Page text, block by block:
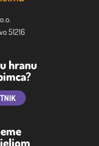
51216
hranu